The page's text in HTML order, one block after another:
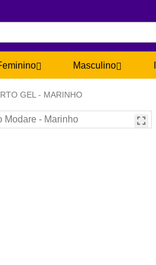
Masculino
GEL - MARINHO